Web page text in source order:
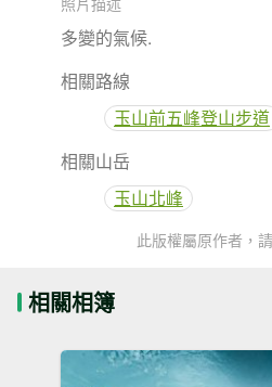
多變的氣候.
相關路線
玉山前五峰登山步道
相關山岳
玉山北峰
此版權屬原作者，
相關相簿